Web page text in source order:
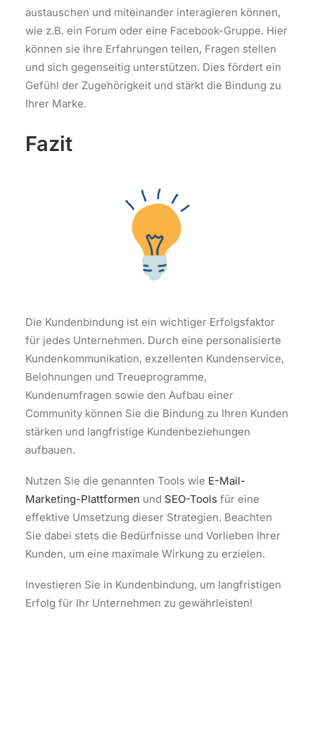
austauschen und miteinander interagieren können,
wie z.B. ein Forum oder eine Facebook-Gruppe. Hier
können sie ihre Erfahrungen teilen, Fragen stellen
und sich gegenseitig unterstützen. Dies fördert ein
Gefühl der Zugehörigkeit und stärkt die Bindung zu
Ihrer Marke.
Fazit
Die Kundenbindung ist ein wichtiger Erfolgsfaktor
für jedes Unternehmen. Durch eine personalisierte
Kundenkommunikation, exzellenten Kundenservice,
Belohnungen und Treueprogramme,
Kundenumfragen sowie den Aufbau einer
Community können Sie die Bindung zu Ihren Kunden
stärken und langfristige Kundenbeziehungen
aufbauen.
Nutzen Sie die genannten Tools wie E-Mail-
Marketing-Plattformen und SEO-Tools für eine
effektive Umsetzung dieser Strategien. Beachten
Sie dabei stets die Bedürfnisse und Vorlieben Ihrer
Kunden, um eine maximale Wirkung zu erzielen.
Investieren Sie in Kundenbindung, um langfristigen
Erfolg für Ihr Unternehmen zu gewährleisten!